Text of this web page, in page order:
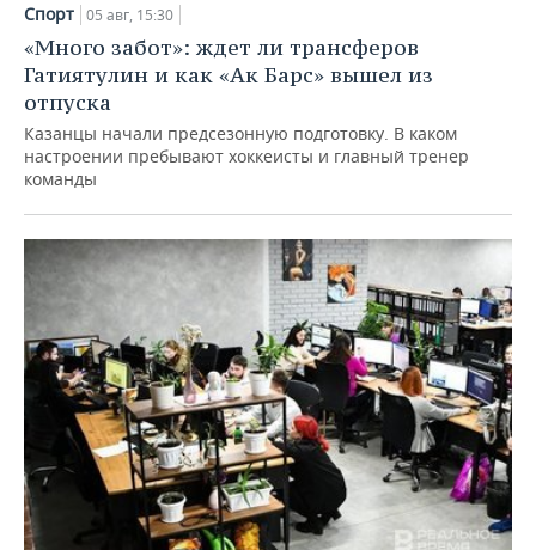
Спорт 05 авг, 15:30
«Много забот»: ждет ли трансферов
Гатиятулин и как «Ак Барс» вышел из
отпуска
Казанцы начали предсезонную подготовку. В каком
настроении пребывают хоккеисты и главный тренер
команды